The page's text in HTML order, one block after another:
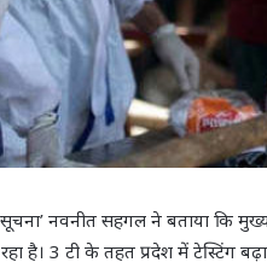
नवनीत सहगल ने बताया कि
रहा है। 3 टी के तहत प्रदेश में